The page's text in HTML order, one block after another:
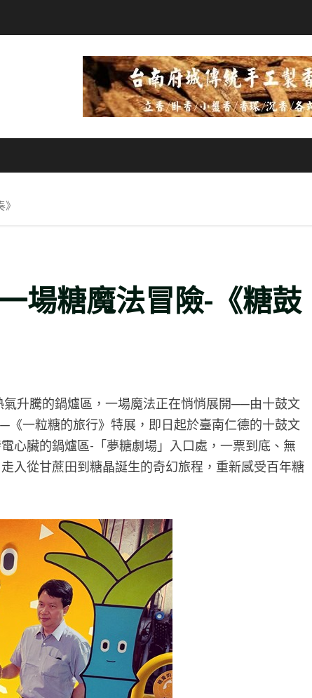
場糖魔法冒險-《糖鼓
升騰的鍋爐區，一場魔法正在悄悄展開──由十鼓文
一粒糖的旅行》特展，即日起於臺南仁德的十鼓文
心臟的鍋爐區-「夢糖劇場」入口處，一票到底、無
入從甘蔗田到糖晶誕生的奇幻旅程，重新感受百年糖